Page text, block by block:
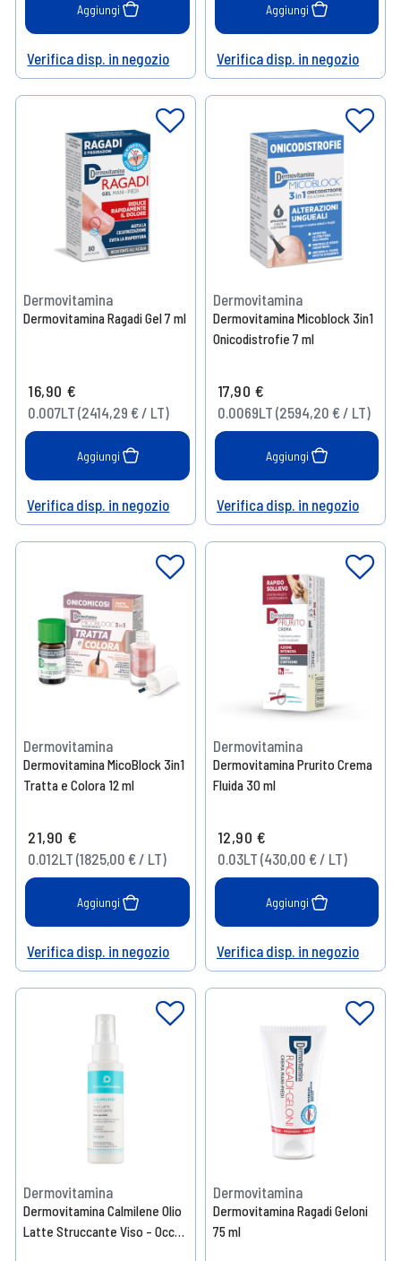
Aggiungi
Help
Verifica disp. in negozio
Aggiungi
Help
Verifica disp. in negozio
Dermovitamina
Dermovitamina Ragadi Gel 7 ml
16,90 €
0.007LT (2414,29 € / LT)
Aggiungi
Help
Verifica disp. in negozio
Dermovitamina
Dermovitamina Micoblock 3in1
Onicodistrofie 7 ml
17,90 €
0.0069LT (2594,20 € / LT)
Aggiungi
Help
Verifica disp. in negozio
Dermovitamina
Dermovitamina MicoBlock 3in1
Tratta e Colora 12 ml
21,90 €
0.012LT (1825,00 € / LT)
Aggiungi
Help
Verifica disp. in negozio
Dermovitamina
Dermovitamina Prurito Crema
Fluida 30 ml
12,90 €
0.03LT (430,00 € / LT)
Aggiungi
Help
Verifica disp. in negozio
Dermovitamina
Dermovitamina Calmilene Olio
Latte Struccante Viso - Occhi
Dermovitamina
Dermovitamina Ragadi Geloni
75 ml